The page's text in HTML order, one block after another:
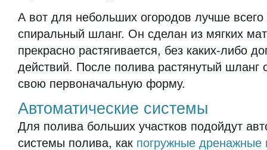
А вот для небольших огородов лучше всего
спиральный шланг. Он сделан из мягких
прекрасно растягивается, без каких-либо
действий. После полива растянутый шланг
свою первоначальную форму.
Автоматические системы
Для полива больших участков подойдут
системы полива, как погружные